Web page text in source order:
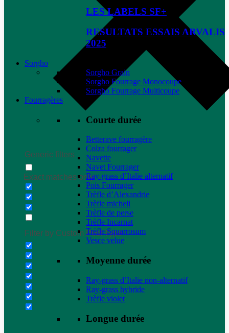
Generic filters
Exact matches only
Filter by Custom Post Type
LES LABELS SF+
RESULTATS ESSAIS ARVALIS
2025
Sorgho
Sorgho Grain
Sorgho Fourrage Monocoupe
Sorgho Fourrage Multicoupe
Fourragères
Courte durée
Betterave fourragère
Colza fourrager
Navette
Navet Fourrager
Ray-grass d’Italie alternatif
Pois Fourrager
Trèfle d’Alexandrie
Trèfle micheli
Trèfle de perse
Trèfle Incarnat
Trèfle Squarrosum
Vesce velue
Moyenne durée
Ray-grass d’Italie non-alternatif
Ray-grass hybride
Trèfle violet
Longue durée